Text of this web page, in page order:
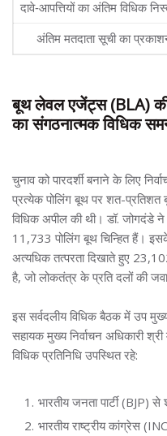
दावे-आपत्तियों का अंतिम विधिक
अंतिम मतदाता सूची का
बूथ लेवल एजेंट्स (BLA) की
का संगठनात्मक विधिक
चुनाव को पारदर्शी बनाने के लिए
प्रत्येक पोलिंग बूथ पर शत-
विधिक अपील की थी। डॉ. जोगदंडे ने
11,733 पोलिंग बूथ चिन्हित हैं। इसके
अत्यधिक तत्परता दिखाते हुए
है, जो लोकतंत्र के प्रति दलों की
इस सर्वदलीय विधिक बैठक में उप
सहायक मुख्य निर्वाचन अधिकारी
विधिक प्रतिनिधि उपस्थित रहे:
भारतीय जनता पार्टी (BJP) से
भारतीय राष्ट्रीय कांग्रेस